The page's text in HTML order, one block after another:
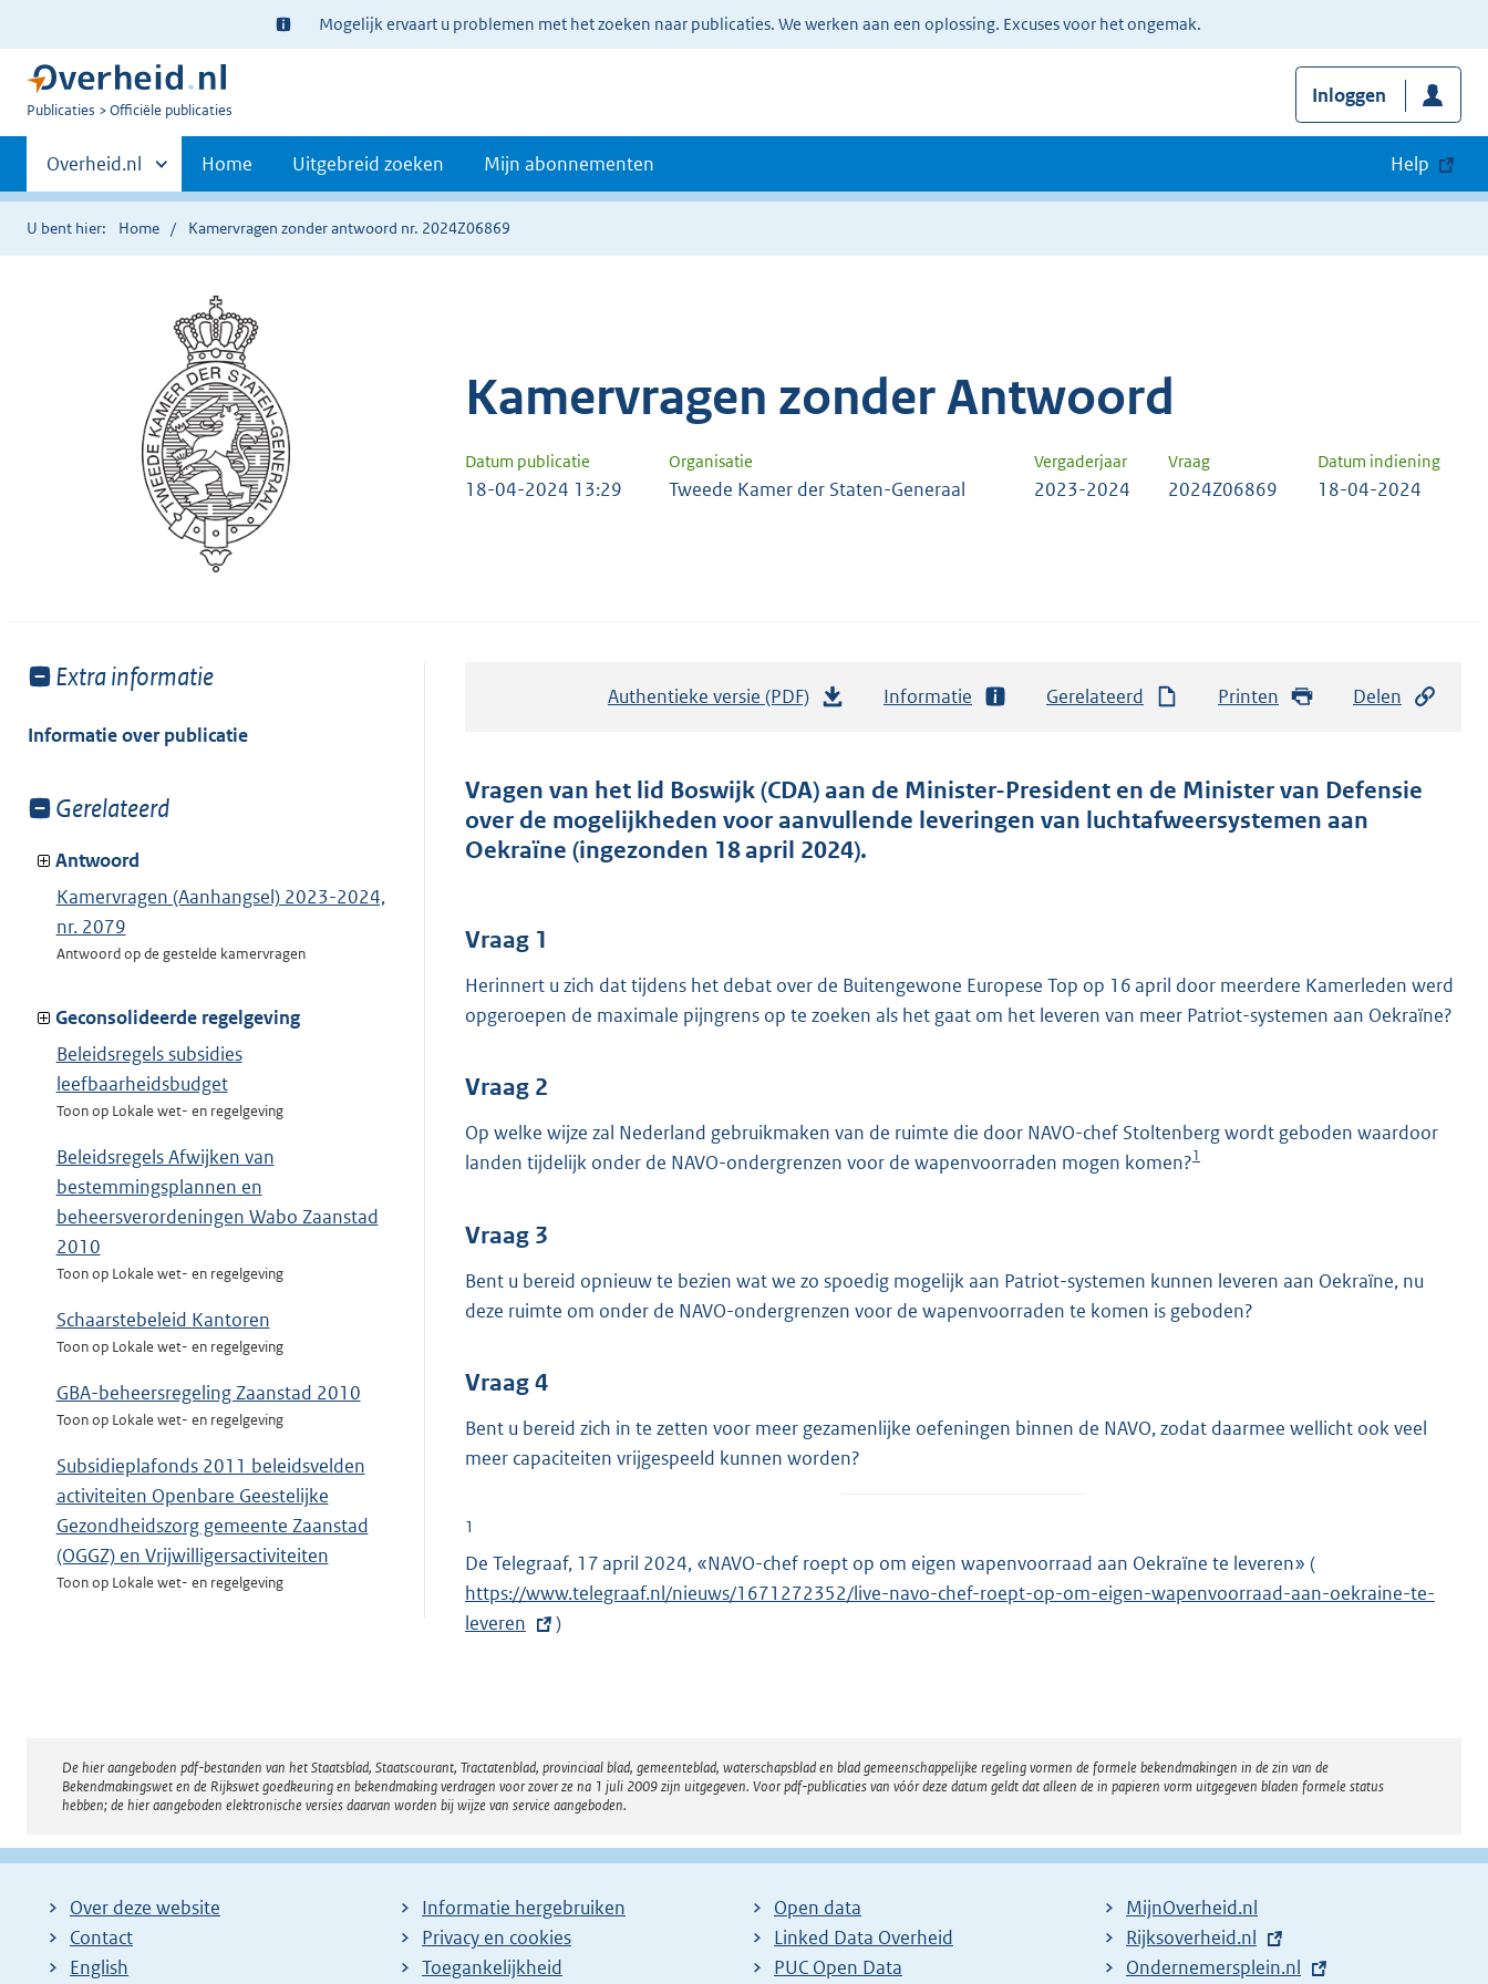
Ter
informatie:
Mogelijk ervaart u problemen met het zoeken naar publicaties. We werken aan een oplossing. Excuses voor het ongemak.
U
Publicaties Officiële publicaties
Inloggen
Primaire
navigatie
Andere
sites
binnen
Overheid.nl Home Uitgebreid zoeken Mijn abonnementen Help
U bent hier: Home Kamervragen zonder antwoord nr. 2024Z06869
Kamervragen zonder Antwoord
Datum publicatie Organisatie Vergaderjaar Vraag Datum indiening
18-04-2024 13:29 Tweede Kamer der Staten-Generaal 2023-2024 2024Z06869 18-04-2024
Toon
van:
Extra informatie
Informatie over publicatie
Toon
van:
Gerelateerd
Antwoord
Kamervragen (Aanhangsel) 2023-2024,
nr. 2079
Antwoord op de gestelde kamervragen
Geconsolideerde regelgeving
Beleidsregels subsidies
leefbaarheidsbudget
Toon op Lokale wet- en regelgeving
Beleidsregels Afwijken van
bestemmingsplannen en
beheersverordeningen Wabo Zaanstad
2010
Toon op Lokale wet- en regelgeving
Schaarstebeleid Kantoren
Toon op Lokale wet- en regelgeving
GBA-beheersregeling Zaanstad 2010
Toon op Lokale wet- en regelgeving
Subsidieplafonds 2011 beleidsvelden
activiteiten Openbare Geestelijke
Gezondheidszorg gemeente Zaanstad
(OGGZ) en Vrijwilligersactiviteiten
Toon op Lokale wet- en regelgeving
Authentieke versie (PDF)
t
a
n
o
o
:
3
Informatie Gerelateerd Printen Delen
Vragen van het lid Boswijk (CDA) aan de Minister-President en de Minister van Defensie
over de mogelijkheden voor aanvullende leveringen van luchtafweersystemen aan
Oekraïne (ingezonden 18 april 2024).
Vraag 1
Herinnert u zich dat tijdens het debat over de Buitengewone Europese Top op 16 april door meerdere Kamerleden werd
opgeroepen de maximale pijngrens op te zoeken als het gaat om het leveren van meer Patriot-systemen aan Oekraïne?
Vraag 2
Op welke wijze zal Nederland gebruikmaken van de ruimte die door NAVO-chef Stoltenberg wordt geboden waardoor
landen tijdelijk onder de NAVO-ondergrenzen voor de wapenvoorraden mogen komen?1
Vraag 3
Bent u bereid opnieuw te bezien wat we zo spoedig mogelijk aan Patriot-systemen kunnen leveren aan Oekraïne, nu
deze ruimte om onder de NAVO-ondergrenzen voor de wapenvoorraden te komen is geboden?
Vraag 4
Bent u bereid zich in te zetten voor meer gezamenlijke oefeningen binnen de NAVO, zodat daarmee wellicht ook veel
meer capaciteiten vrijgespeeld kunnen worden?
1
De Telegraaf, 17 april 2024, «NAVO-chef roept op om eigen wapenvoorraad aan Oekraïne te leveren» (
x
l
k
https://www.telegraaf.nl/nieuws/1671272352/live-navo-chef-roept-op-om-eigen-wapenvoorraad-aan-oekraine-te-
leveren
)
Disclaimer
De hier aangeboden pdf-bestanden van het Staatsblad, Staatscourant, Tractatenblad, provinciaal blad, gemeenteblad, waterschapsblad en blad gemeenschappelijke regeling vormen de formele bekendmakingen in de zin van de
Bekendmakingswet en de Rijkswet goedkeuring en bekendmaking verdragen voor zover ze na 1 juli 2009 zijn uitgegeven. Voor pdf-publicaties van vóór deze datum geldt dat alleen de in papieren vorm uitgegeven bladen formele status
hebben; de hier aangeboden elektronische versies daarvan worden bij wijze van service aangeboden.
Over deze website
Contact
English
Informatie hergebruiken
Privacy en cookies
Toegankelijkheid
Open data
Linked Data Overheid
PUC Open Data
MijnOverheid.nl
E
x
Rijksoverheid.nl
E
Ondernemersplein.nl